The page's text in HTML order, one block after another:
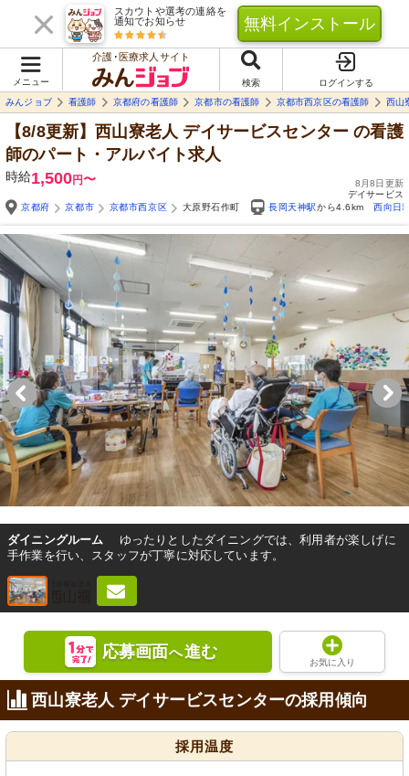
スカウトや選考の連絡を
通知でお知らせ
無料インストール
メニュー
介護･医療求人サイト
検索
ログインする
みんジョブ
看護師 京都府の看護師 京都市の看護師 京都市西京区の看護師 西山
【8/8更新】西山寮老人 デイサービスセンター の看護
師のパート・アルバイト求人
時給1,500円〜
8月8日更新
デイサービス
京都府
京都市 京都市西京区 大原野石作町 長岡天神駅から4.6km 西向日
ダイニングルーム
ゆったりとしたダイニングでは、利用者が楽しげに
手作業を行い、スタッフが丁寧に対応しています。
応募画面へ進む
お気に入り
西山寮老人 デイサービスセンターの採用傾向
採用温度